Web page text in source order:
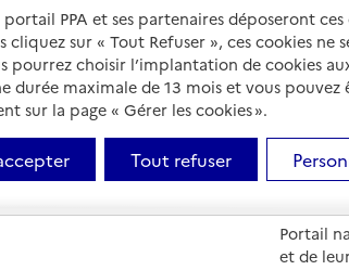
Droits
Fin de
Portail
et de
PPA et ses partenaires déposeront ces
sur « Tout Refuser », ces cookies ne
pourrez choisir l’implantation de cookies
durée maximale de 13 mois et vous pouvez
sur la page « Gérer les cookies ».
Tout refuser